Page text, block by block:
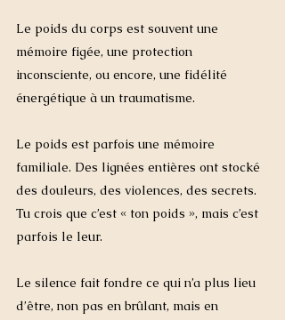
Le poids du corps est souvent une
mémoire figée, une protection
inconsciente, ou encore, une fidélité
énergétique à un traumatisme.
Le poids est parfois une mémoire
familiale. Des lignées entières ont stocké
des douleurs, des violences, des secrets.
Tu crois que c’est « ton poids », mais c’est
parfois le leur.
Le silence fait fondre ce qui n’a plus lieu
d’être, non pas en brûlant, mais en